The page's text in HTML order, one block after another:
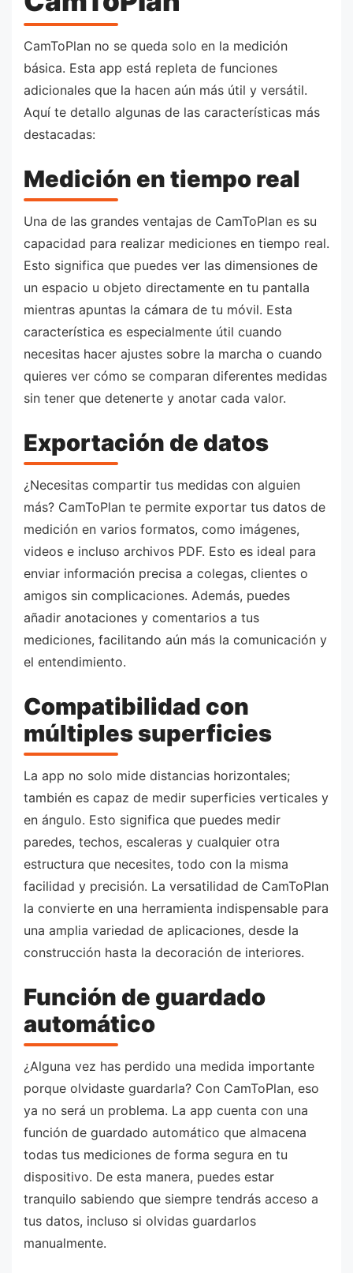
CamToPlan no se queda solo en la medición
básica. Esta app está repleta de funciones
adicionales que la hacen aún más útil y versátil.
Aquí te detallo algunas de las características más
destacadas:
Medición en tiempo real
Una de las grandes ventajas de CamToPlan es su
capacidad para realizar mediciones en tiempo real.
Esto significa que puedes ver las dimensiones de
un espacio u objeto directamente en tu pantalla
mientras apuntas la cámara de tu móvil. Esta
característica es especialmente útil cuando
necesitas hacer ajustes sobre la marcha o cuando
quieres ver cómo se comparan diferentes medidas
sin tener que detenerte y anotar cada valor.
Exportación de datos
¿Necesitas compartir tus medidas con alguien
más? CamToPlan te permite exportar tus datos de
medición en varios formatos, como imágenes,
videos e incluso archivos PDF. Esto es ideal para
enviar información precisa a colegas, clientes o
amigos sin complicaciones. Además, puedes
añadir anotaciones y comentarios a tus
mediciones, facilitando aún más la comunicación y
el entendimiento.
Compatibilidad con
múltiples superficies
La app no solo mide distancias horizontales;
también es capaz de medir superficies verticales y
en ángulo. Esto significa que puedes medir
paredes, techos, escaleras y cualquier otra
estructura que necesites, todo con la misma
facilidad y precisión. La versatilidad de CamToPlan
la convierte en una herramienta indispensable para
una amplia variedad de aplicaciones, desde la
construcción hasta la decoración de interiores.
Función de guardado
automático
¿Alguna vez has perdido una medida importante
porque olvidaste guardarla? Con CamToPlan, eso
ya no será un problema. La app cuenta con una
función de guardado automático que almacena
todas tus mediciones de forma segura en tu
dispositivo. De esta manera, puedes estar
tranquilo sabiendo que siempre tendrás acceso a
tus datos, incluso si olvidas guardarlos
manualmente.